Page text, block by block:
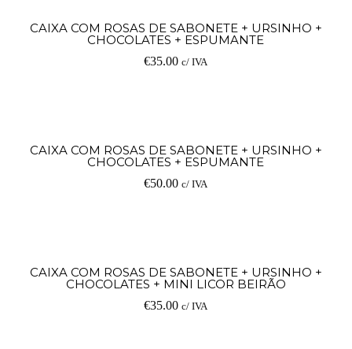
CAIXA COM ROSAS DE SABONETE + URSINHO +
CHOCOLATES + ESPUMANTE
€35.00 c/ IVA
CAIXA COM ROSAS DE SABONETE + URSINHO +
CHOCOLATES + ESPUMANTE
€50.00 c/ IVA
CAIXA COM ROSAS DE SABONETE + URSINHO +
CHOCOLATES + MINI LICOR BEIRÃO
€35.00 c/ IVA